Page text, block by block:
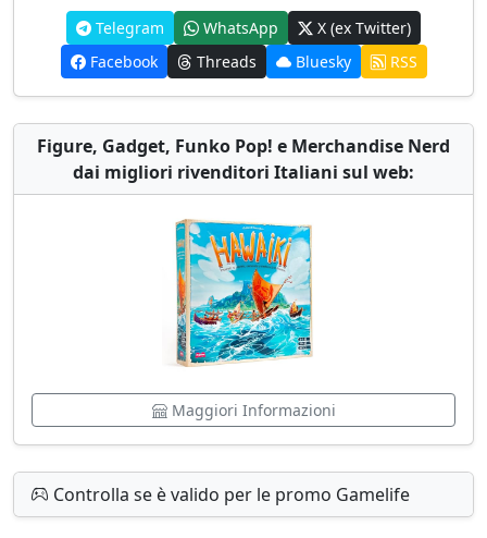
Telegram WhatsApp
X (ex Twitter)
Facebook
Threads Bluesky RSS
Figure, Gadget, Funko Pop! e Merchandise Nerd
dai migliori rivenditori Italiani sul web:
Maggiori Informazioni
Controlla se è valido per le promo Gamelife